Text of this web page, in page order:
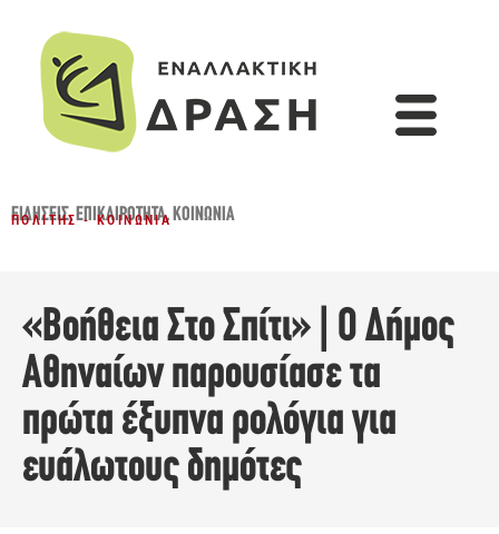
ΕΙΔΉΣΕΙΣ,ΕΠΙΚΑΙΡΌΤΗΤΑ,ΚΟΙΝΩΝΊΑ
ΠΟΛΊΤΗΣ - ΚΟΙΝΩΝΊΑ
«Βοήθεια Στο Σπίτι» | Ο Δήμος
Αθηναίων παρουσίασε τα
πρώτα έξυπνα ρολόγια για
ευάλωτους δημότες